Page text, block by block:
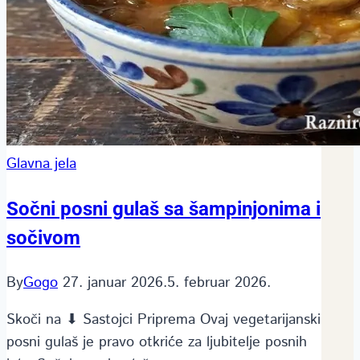
Glavna jela
Sočni posni gulaš sa šampinjonima i
sočivom
ByGogo 27. januar 2026.5. februar 2026.
Skoči na ⬇ Sastojci Priprema Ovaj vegetarijanski
posni gulaš je pravo otkriće za ljubitelje posnih